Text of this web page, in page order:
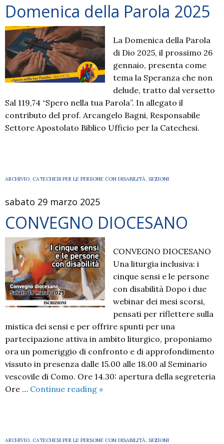
Domenica della Parola 2025
La Domenica della Parola
di Dio 2025, il prossimo 26
gennaio, presenta come
tema la Speranza che non
delude, tratto dal versetto
Sal 119,74 “Spero nella tua Parola”. In allegato il
contributo del prof. Arcangelo Bagni, Responsabile
Settore Apostolato Biblico Ufficio per la Catechesi.
ARCHIVIO, CATECHESI PER LE PERSONE CON DISABILITÀ, SEZIONI
sabato 29 marzo 2025
CONVEGNO DIOCESANO
CONVEGNO DIOCESANO
Una liturgia inclusiva: i
cinque sensi e le persone
con disabilità Dopo i due
webinar dei mesi scorsi,
pensati per riflettere sulla
mistica dei sensi e per offrire spunti per una
partecipazione attiva in ambito liturgico, proponiamo
ora un pomeriggio di confronto e di approfondimento
vissuto in presenza dalle 15.00 alle 18.00 al Seminario
vescovile di Como. Ore 14.30: apertura della segreteria
Ore … Continue reading CONVEGNO
»
ARCHIVIO, CATECHESI PER LE PERSONE CON DISABILITÀ, SEZIONI